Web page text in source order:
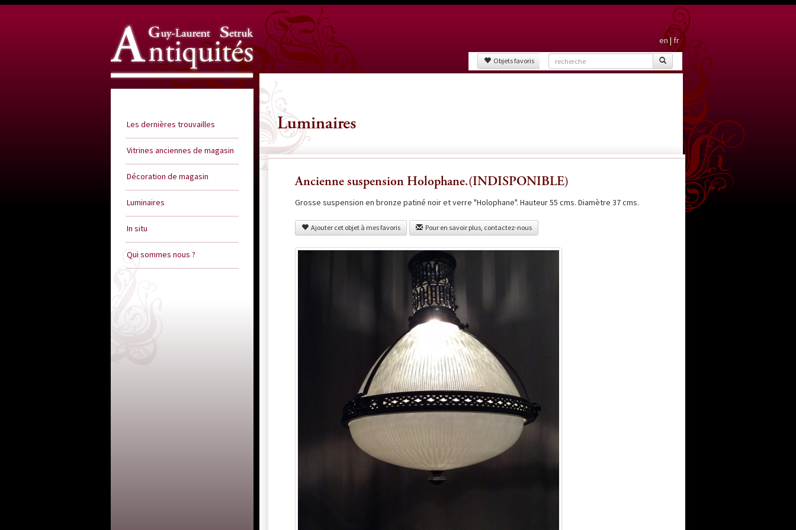
Les dernières trouvailles
Vitrines anciennes de magasin
Décoration de magasin
Luminaires
In situ
Qui sommes nous ?
en|fr
Objets favoris
Luminaires
Ancienne suspension Holophane.(INDISPONIBLE)
Grosse suspension en bronze patiné noir et verre "Holophane". Hauteur 55 cms. Diamètre 37 cms.
Ajouter cet objet à mes favoris Pour en savoir plus, contactez-nous